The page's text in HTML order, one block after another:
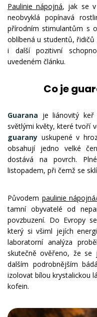
Paulinie nápojná, jak se v
neobvyklá popínavá
přírodním stimulantům s
oblíbená u studentů,
i další pozitivní
uvedeném článku.
Co je
Guarana je liánovitý keř
světlými květy, které tvoří
guarany uskupené v
obsahují jedno velké
dostává na povrch.
listopadem, při čemž se
Původem paulinie
tamní obyvatelé od
povzbuzení. Do Evropy
který si všiml jejích
laboratorní analýza
skutečně ověřeno, že se
dalším podrobnějším
izolovat bílou krystalickou
kofein.